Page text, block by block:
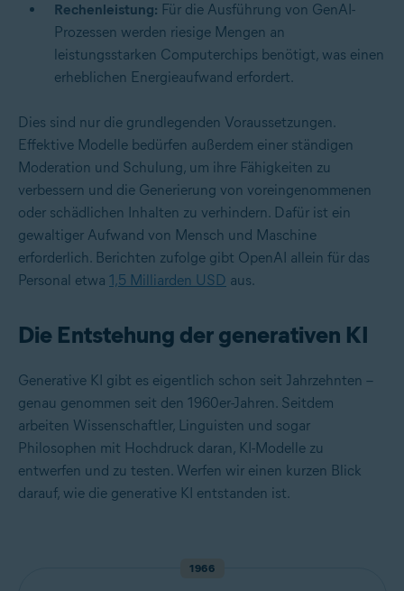
Rechenleistung: Für die Ausführung von GenAI-
Prozessen werden riesige Mengen an
leistungsstarken Computerchips benötigt, was einen
erheblichen Energieaufwand erfordert.
Dies sind nur die grundlegenden Voraussetzungen.
Effektive Modelle bedürfen außerdem einer ständigen
Moderation und Schulung, um ihre Fähigkeiten zu
verbessern und die Generierung von voreingenommenen
oder schädlichen Inhalten zu verhindern. Dafür ist ein
gewaltiger Aufwand von Mensch und Maschine
erforderlich. Berichten zufolge gibt OpenAI allein für das
Personal etwa 1,5 Milliarden USD aus.
Die Entstehung der generativen KI
Generative KI gibt es eigentlich schon seit Jahrzehnten –
genau genommen seit den 1960er-Jahren. Seitdem
arbeiten Wissenschaftler, Linguisten und sogar
Philosophen mit Hochdruck daran, KI-Modelle zu
entwerfen und zu testen. Werfen wir einen kurzen Blick
darauf, wie die generative KI entstanden ist.
1966